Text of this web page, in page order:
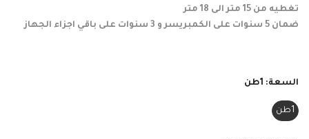
تغطيه من 15 متر الى 18 متر
ضمان 5 سنوات على الكمبريسر و 3 سنوات على باقي اجزاء الجهاز
السعة: 1طن
1طن